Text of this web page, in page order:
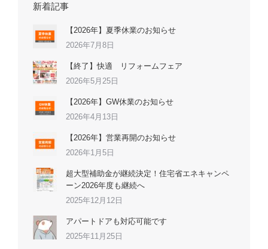
新着記事
【2026年】夏季休業のお知らせ
2026年7月8日
【終了】快適 リフォームフェア
2026年5月25日
【2026年】GW休業のお知らせ
2026年4月13日
【2026年】営業再開のお知らせ
2026年1月5日
超大型補助金が継続決定！住宅省エネキャンペ
ーン2026年度も継続へ
2025年12月12日
アパートドアも対応可能です
2025年11月25日